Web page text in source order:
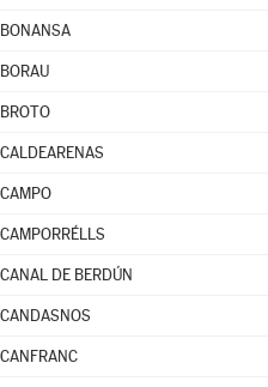
BONANSA
BORAU
BROTO
CALDEARENAS
CAMPO
CAMPORRÉLLS
CANAL DE BERDÚN
CANDASNOS
CANFRANC